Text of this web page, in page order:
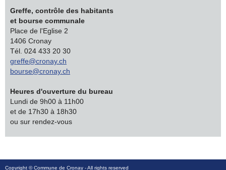
Greffe, contrôle des habitants
et bourse communale
Place de l'Eglise 2
1406 Cronay
Tél. 024 433 20 30
greffe@cronay.ch
bourse@cronay.ch
Heures d'ouverture du bureau
Lundi de 9h00 à 11h00
et de 17h30 à 18h30
ou sur rendez-vous
Copyright ©Commune de Cronay - All rights reserved